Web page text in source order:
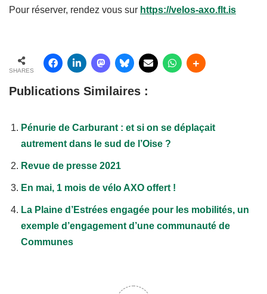
Pour réserver, rendez vous sur https://velos-axo.flt.is
SHARES
Publications Similaires :
Pénurie de Carburant : et si on se déplaçait
autrement dans le sud de l’Oise ?
Revue de presse 2021
En mai, 1 mois de vélo AXO offert !
La Plaine d’Estrées engagée pour les mobilités, un
exemple d’engagement d’une communauté de
Communes